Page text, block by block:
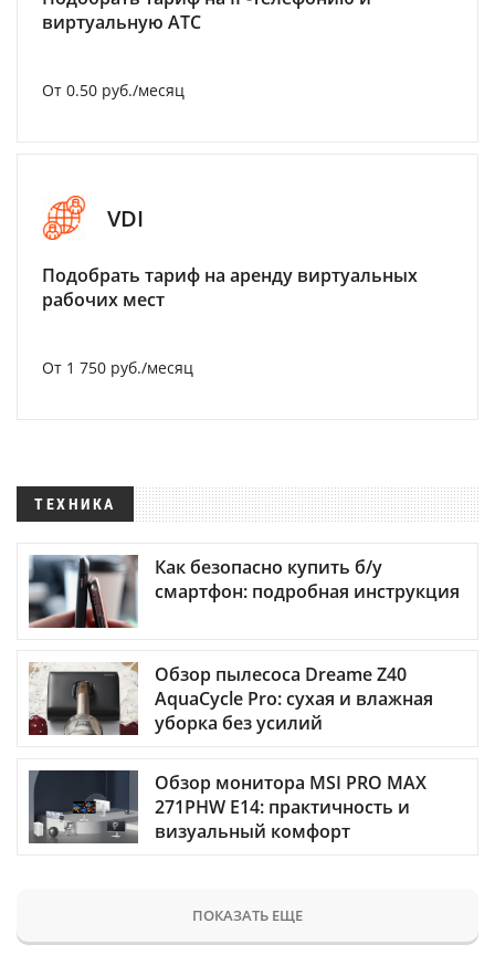
виртуальную АТС
От 0.50 руб./месяц
VDI
Подобрать тариф на аренду виртуальных
рабочих мест
От 1 750 руб./месяц
ТЕХНИКА
Как безопасно купить б/у
смартфон: подробная инструкция
Обзор пылесоса Dreame Z40
AquaCycle Pro: сухая и влажная
уборка без усилий
Обзор монитора MSI PRO MAX
271PHW E14: практичность и
визуальный комфорт
ПОКАЗАТЬ ЕЩЕ